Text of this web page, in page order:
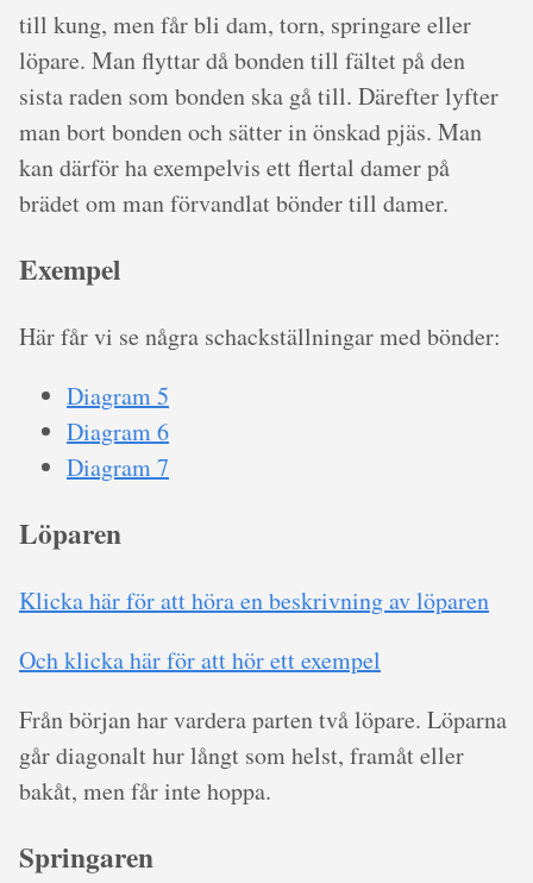
till kung, men får bli dam, torn, springare eller
löpare. Man flyttar då bonden till fältet på den
sista raden som bonden ska gå till. Därefter lyfter
man bort bonden och sätter in önskad pjäs. Man
kan därför ha exempelvis ett flertal damer på
brädet om man förvandlat bönder till damer.
Exempel
Här får vi se några schackställningar med bönder:
Diagram 5
Diagram 6
Diagram 7
Löparen
Klicka här för att höra en beskrivning av löparen
Och klicka här för att hör ett exempel
Från början har vardera parten två löpare. Löparna
går diagonalt hur långt som helst, framåt eller
bakåt, men får inte hoppa.
Springaren